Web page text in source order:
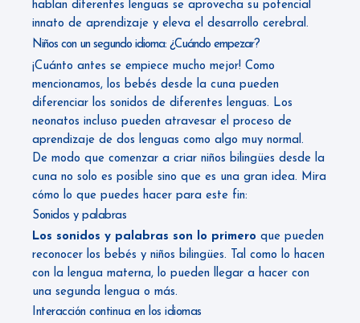
hablan diferentes lenguas se aprovecha su potencial
innato de aprendizaje y eleva el desarrollo cerebral.
Niños con un segundo idioma: ¿Cuándo empezar?
¡Cuánto antes se empiece mucho mejor! Como
mencionamos, los bebés desde la cuna pueden
diferenciar los sonidos de diferentes lenguas. Los
neonatos incluso pueden atravesar el proceso de
aprendizaje de dos lenguas como algo muy normal.
De modo que comenzar a criar niños bilingües desde la
cuna no solo es posible sino que es una gran idea. Mira
cómo lo que puedes hacer para este fin:
Sonidos y palabras
Los sonidos y palabras son lo primero que pueden
reconocer los bebés y niños bilingües. Tal como lo hacen
con la lengua materna, lo pueden llegar a hacer con
una segunda lengua o más.
Interacción continua en los idiomas